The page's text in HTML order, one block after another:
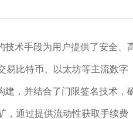
技术手段为用户提供了安全、
易比特币、以太坊等主流数字
建，并结合了门限签名技术，
，通过提供流动性获取手续费